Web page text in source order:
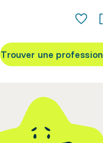
Trouver une profession